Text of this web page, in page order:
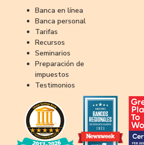
Banca en línea
Banca personal
Tarifas
Recursos
Seminarios
Preparación de
impuestos
Testimonios